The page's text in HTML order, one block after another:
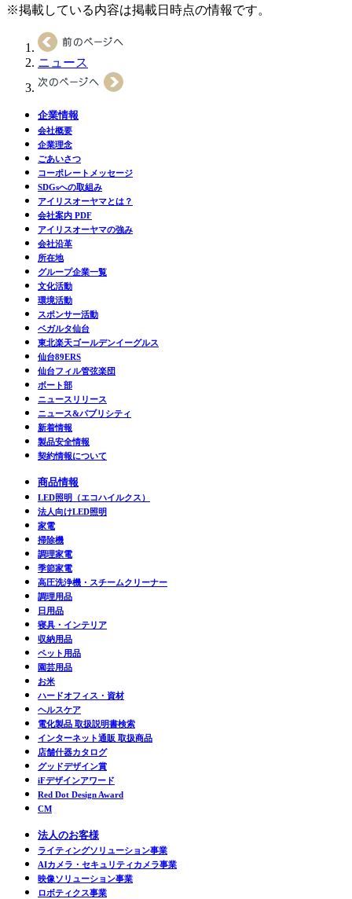
※掲載している内容は掲載日時点の情報です。
ニュース
企業情報
会社概要
企業理念
ごあいさつ
コーポレートメッセージ
SDGsへの取組み
アイリスオーヤマとは？
会社案内 PDF
アイリスオーヤマの強み
会社沿革
所在地
グループ企業一覧
文化活動
環境活動
スポンサー活動
ベガルタ仙台
東北楽天ゴールデンイーグルス
仙台89ERS
仙台フィル管弦楽団
ボート部
ニュースリリース
ニュース&パブリシティ
新着情報
製品安全情報
契約情報について
商品情報
LED照明（エコハイルクス）
法人向けLED照明
家電
掃除機
調理家電
季節家電
高圧洗浄機・スチームクリーナー
調理用品
日用品
寝具・インテリア
収納用品
ペット用品
園芸用品
お米
ハードオフィス・資材
ヘルスケア
電化製品 取扱説明書検索
インターネット通販 取扱商品
店舗什器カタログ
グッドデザイン賞
iFデザインアワード
Red Dot Design Award
CM
法人のお客様
ライティングソリューション事業
AIカメラ・セキュリティカメラ事業
映像ソリューション事業
ロボティクス事業